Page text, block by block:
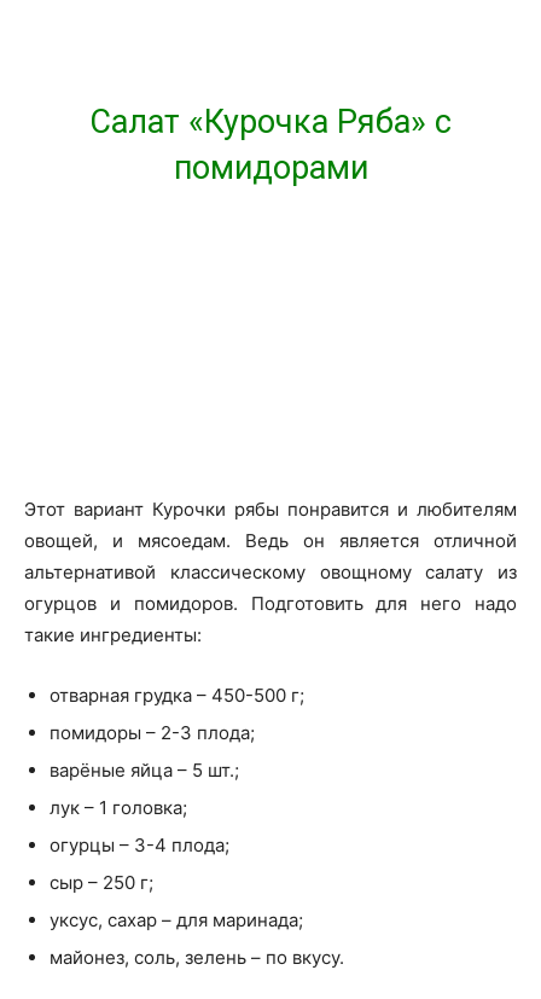
Салат «Курочка Ряба» с
помидорами
Этот вариант Курочки рябы понравится и любителям
овощей, и мясоедам. Ведь он является отличной
альтернативой классическому овощному салату из
огурцов и помидоров. Подготовить для него надо
такие ингредиенты:
отварная грудка – 450-500 г;
помидоры – 2-3 плода;
варёные яйца – 5 шт.;
лук – 1 головка;
огурцы – 3-4 плода;
сыр – 250 г;
уксус, сахар – для маринада;
майонез, соль, зелень – по вкусу.